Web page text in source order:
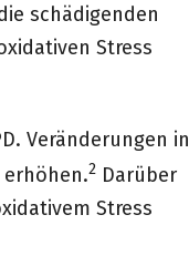
schädigenden
Stress
Veränderungen in
erhöhen.2 Darüber
Stress